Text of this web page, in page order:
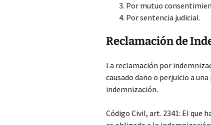
Por mutuo
Por sentencia judicial.
Reclamación de
La reclamación por
causado daño o perjuicio a
indemnización.
Código Civil, art. 2341: El que